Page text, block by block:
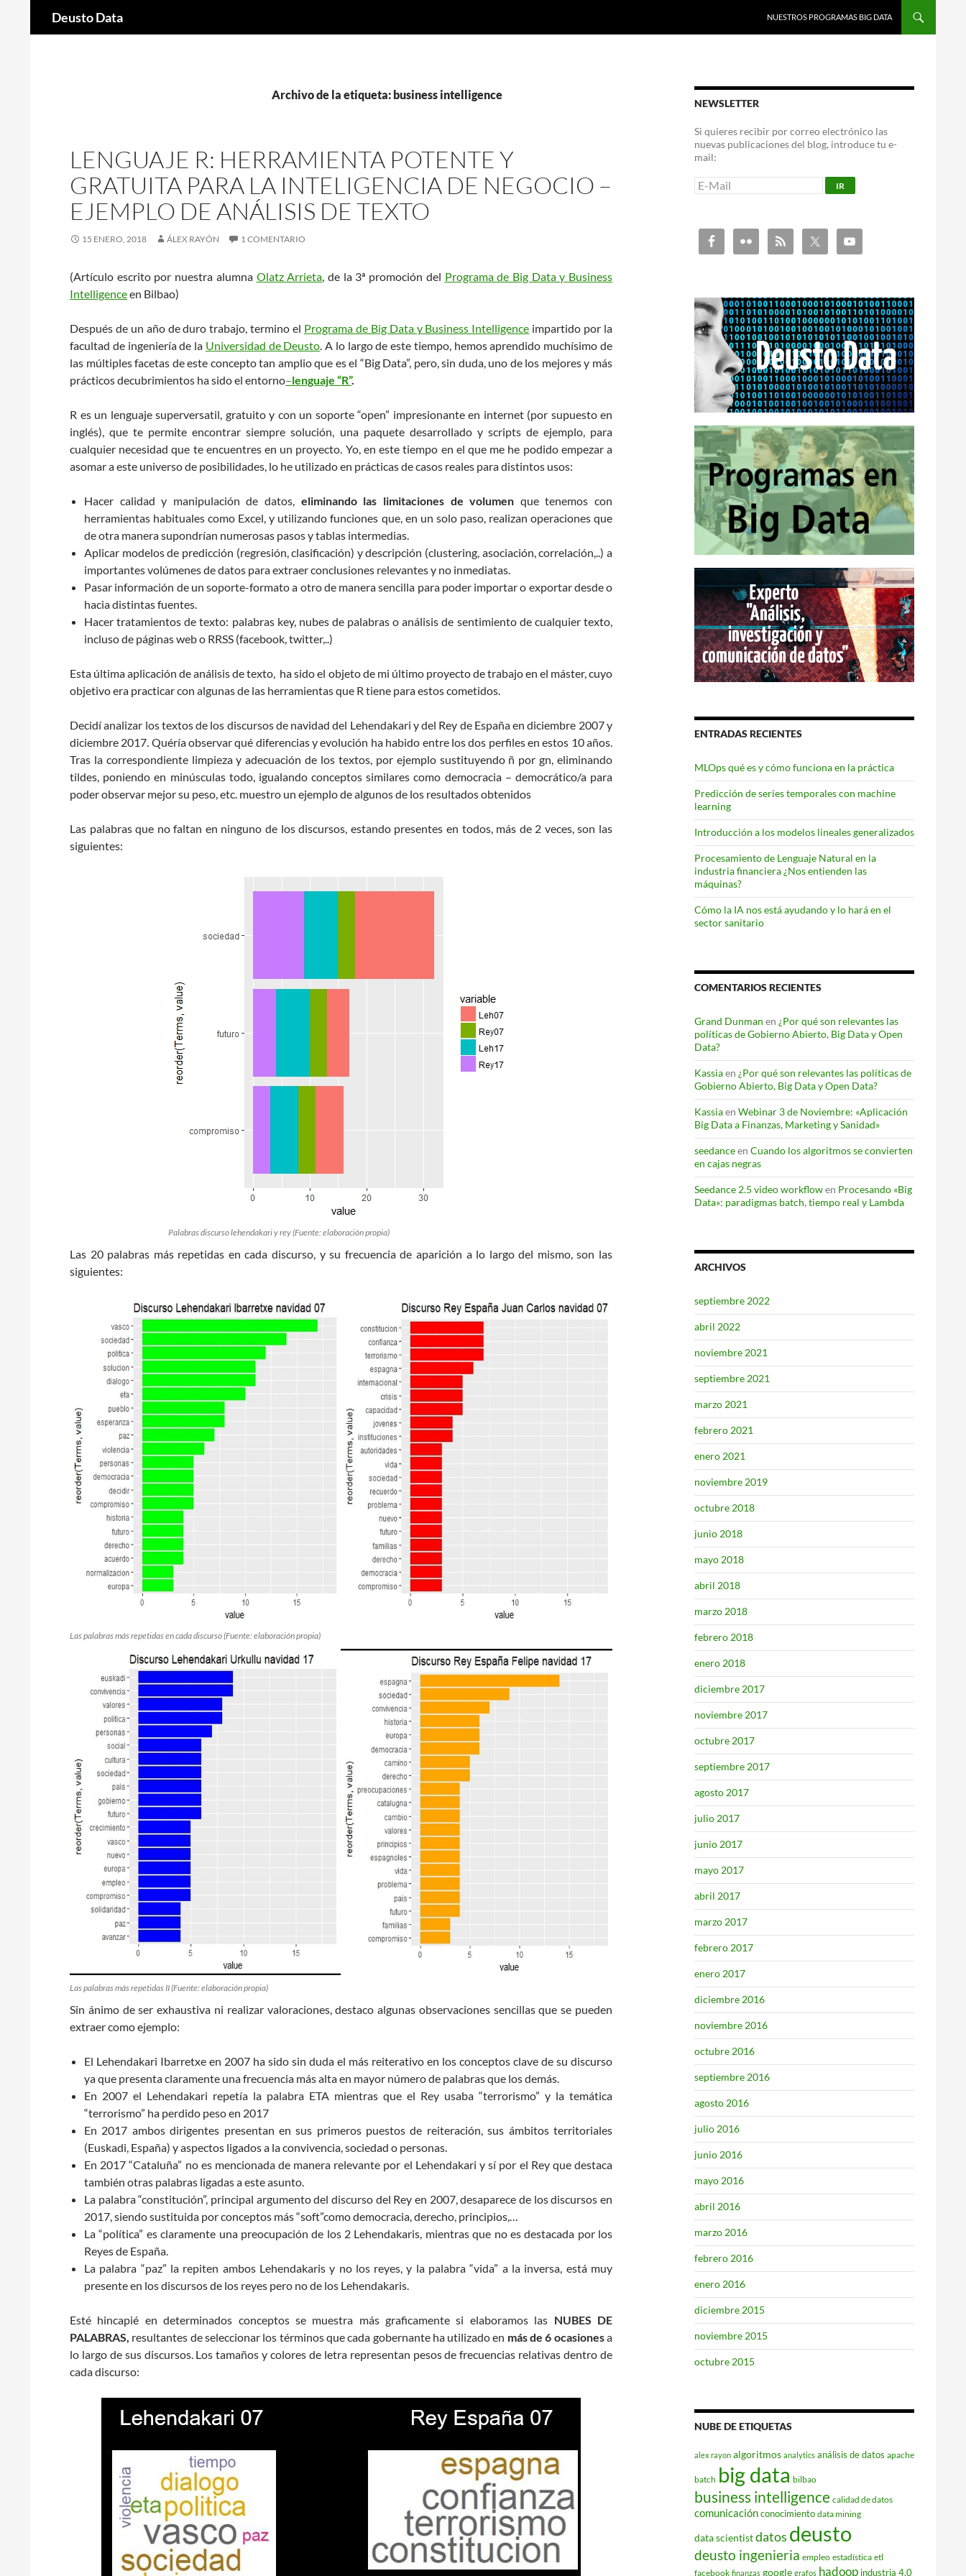
Deusto Data NUESTROS PROGRAMAS BIG DATA
Archivo de la etiqueta: business intelligence
LENGUAJE R: HERRAMIENTA POTENTE Y
GRATUITA PARA LA INTELIGENCIA DE NEGOCIO –
EJEMPLO DE ANÁLISIS DE TEXTO
15 ENERO, 2018 ÁLEX RAYÓN 1 COMENTARIO
(Artículo escrito por nuestra alumna Olatz Arrieta, de la 3ª promoción del Programa de Big Data y Business
Intelligenceen Bilbao)
Después de un año de duro trabajo, termino el Programa de Big Data y Business Intelligence impartido por la
facultad de ingeniería de la Universidad de Deusto. A lo largo de este tiempo, hemos aprendido muchísimo de
las múltiples facetas de este concepto tan amplio que es el “Big Data”, pero, sin duda, uno de los mejores y más
prácticos decubrimientos ha sido el entorno–lenguaje “R”.
R es un lenguaje superversatil, gratuito y con un soporte “open” impresionante en internet (por supuesto en
inglés), que te permite encontrar siempre solución, una paquete desarrollado y scripts de ejemplo, para
cualquier necesidad que te encuentres en un proyecto. Yo, en este tiempo en el que me he podido empezar a
asomar a este universo de posibilidades, lo he utilizado en prácticas de casos reales para distintos usos:
Hacer calidad y manipulación de datos, eliminando las limitaciones de volumen que tenemos con
herramientas habituales como Excel, y utilizando funciones que, en un solo paso, realizan operaciones que
de otra manera supondrían numerosas pasos y tablas intermedias.
Aplicar modelos de predicción (regresión, clasificación) y descripción (clustering, asociación, correlación,..) a
importantes volúmenes de datos para extraer conclusiones relevantes y no inmediatas.
Pasar información de un soporte-formato a otro de manera sencilla para poder importar o exportar desde o
hacia distintas fuentes.
Hacer tratamientos de texto: palabras key, nubes de palabras o análisis de sentimiento de cualquier texto,
incluso de páginas web o RRSS (facebook, twitter,..)
Esta última aplicación de análisis de texto, ha sido el objeto de mi último proyecto de trabajo en el máster, cuyo
objetivo era practicar con algunas de las herramientas que R tiene para estos cometidos.
Decidí analizar los textos de los discursos de navidad del Lehendakari y del Rey de España en diciembre 2007 y
diciembre 2017. Quéría observar qué diferencias y evolución ha habido entre los dos perfiles en estos 10 años.
Tras la correspondiente limpieza y adecuación de los textos, por ejemplo sustituyendo ñ por gn, eliminando
tildes, poniendo en minúsculas todo, igualando conceptos similares como democracia – democrático/a para
poder observar mejor su peso, etc. muestro un ejemplo de algunos de los resultados obtenidos
Las palabras que no faltan en ninguno de los discursos, estando presentes en todos, más de 2 veces, son las
siguientes:
Palabras discurso lehendakari y rey (Fuente: elaboración propia)
Las 20 palabras más repetidas en cada discurso, y su frecuencia de aparición a lo largo del mismo, son las
siguientes:
Las palabras más repetidas en cada discurso (Fuente: elaboración propia)
Las palabras más repetidas II (Fuente: elaboración propia)
Sin ánimo de ser exhaustiva ni realizar valoraciones, destaco algunas observaciones sencillas que se pueden
extraer como ejemplo:
El Lehendakari Ibarretxe en 2007 ha sido sin duda el más reiterativo en los conceptos clave de su discurso
ya que presenta claramente una frecuencia más alta en mayor número de palabras que los demás.
En 2007 el Lehendakari repetía la palabra ETA mientras que el Rey usaba “terrorismo” y la temática
“terrorismo” ha perdido peso en 2017
En 2017 ambos dirigentes presentan en sus primeros puestos de reiteración, sus ámbitos territoriales
(Euskadi, España) y aspectos ligados a la convivencia, sociedad o personas.
En 2017 “Cataluña” no es mencionada de manera relevante por el Lehendakari y sí por el Rey que destaca
también otras palabras ligadas a este asunto.
La palabra “constitución”, principal argumento del discurso del Rey en 2007, desaparece de los discursos en
2017, siendo sustituida por conceptos más “soft”como democracia, derecho, principios,…
La “política” es claramente una preocupación de los 2 Lehendakaris, mientras que no es destacada por los
Reyes de España.
La palabra “paz” la repiten ambos Lehendakaris y no los reyes, y la palabra “vida” a la inversa, está muy
presente en los discursos de los reyes pero no de los Lehendakaris.
Esté hincapié en determinados conceptos se muestra más graficamente si elaboramos las NUBES DE
PALABRAS, resultantes de seleccionar los términos que cada gobernante ha utilizado en más de 6 ocasionesa
lo largo de sus discursos. Los tamaños y colores de letra representan pesos de frecuencias relativas dentro de
cada discurso:
NEWSLETTER
Si quieres recibir por correo electrónico las
nuevas publicaciones del blog, introduce tu e-
mail:
ENTRADAS RECIENTES
MLOps qué es y cómo funciona en la práctica
Predicción de series temporales con machine
learning
Introducción a los modelos lineales generalizados
Procesamiento de Lenguaje Natural en la
industria financiera ¿Nos entienden las
máquinas?
Cómo la IA nos está ayudando y lo hará en el
sector sanitario
COMENTARIOS RECIENTES
Grand Dunman en ¿Por qué son relevantes las
políticas de Gobierno Abierto, Big Data y Open
Data?
Kassiaen ¿Por qué son relevantes las políticas de
Gobierno Abierto, Big Data y Open Data?
Kassiaen Webinar 3 de Noviembre: «Aplicación
Big Data a Finanzas, Marketing y Sanidad»
seedanceen Cuando los algoritmos se convierten
en cajas negras
Seedance 2.5 video workflowen Procesando «Big
Data»: paradigmas batch, tiempo real y Lambda
ARCHIVOS
septiembre 2022
abril 2022
noviembre 2021
septiembre 2021
marzo 2021
febrero 2021
enero 2021
noviembre 2019
octubre 2018
junio 2018
mayo 2018
abril 2018
marzo 2018
febrero 2018
enero 2018
diciembre 2017
noviembre 2017
octubre 2017
septiembre 2017
agosto 2017
julio 2017
junio 2017
mayo 2017
abril 2017
marzo 2017
febrero 2017
enero 2017
diciembre 2016
noviembre 2016
octubre 2016
septiembre 2016
agosto 2016
julio 2016
junio 2016
mayo 2016
abril 2016
marzo 2016
febrero 2016
enero 2016
diciembre 2015
noviembre 2015
octubre 2015
NUBE DE ETIQUETAS
alex rayon algoritmos analytics análisis de datos apache
batch big data bilbao
business intelligence calidad de datos
comunicaciónconocimiento data mining
data scientistdatos deusto
deusto ingenieria empleo estadística etl
facebook finanzas google grafos hadoop industria 4.0